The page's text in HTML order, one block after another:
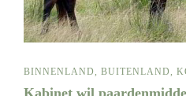
BINNENLAND, BUITENLAND,